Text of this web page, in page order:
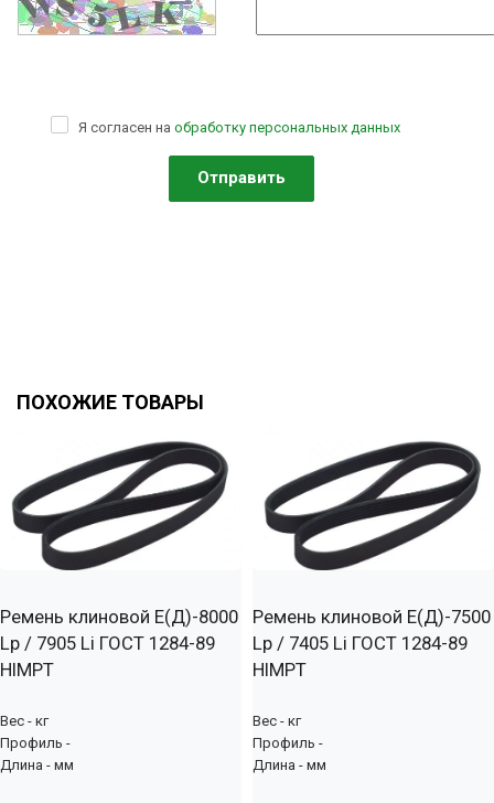
Я согласен на обработку персональных данных
ПОХОЖИЕ ТОВАРЫ
Ремень клиновой Е(Д)-8000
Lp / 7905 Li ГОСТ 1284-89
HIMPT
Вес - кг
Профиль -
Длина - мм
Ремень клиновой Е(Д)-7500
Lp / 7405 Li ГОСТ 1284-89
HIMPT
Вес - кг
Профиль -
Длина - мм